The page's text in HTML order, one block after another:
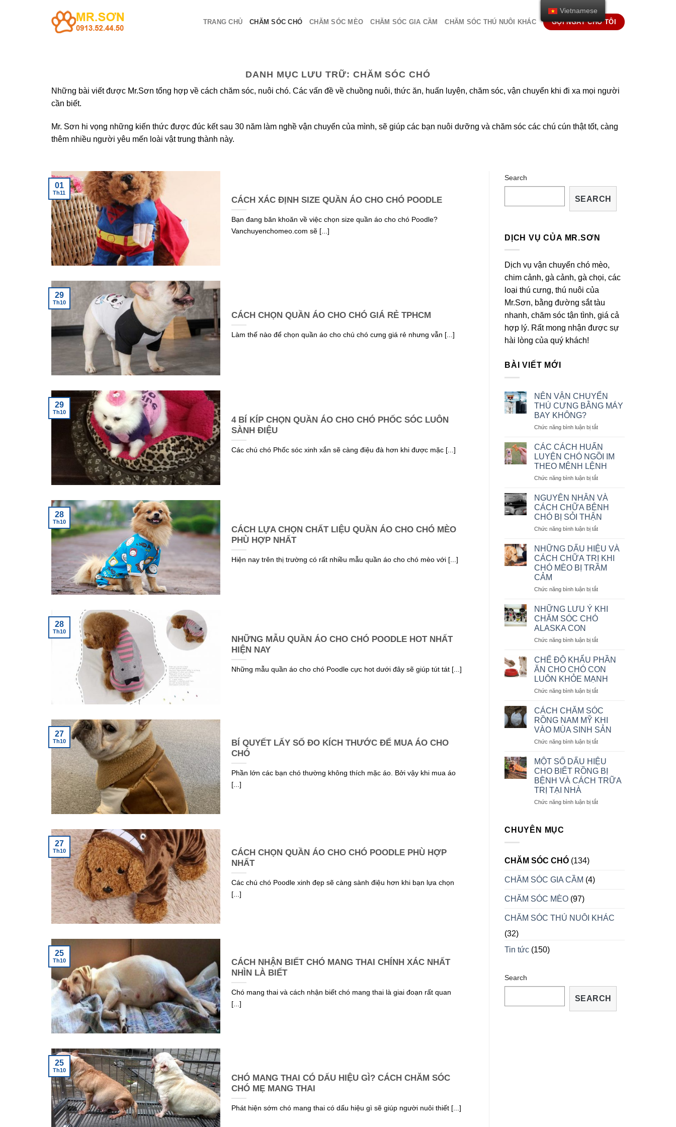
TRANG CHỦ CHĂM SÓC CHÓ CHĂM SÓC MÈO CHĂM SÓC GIA CẦM CHĂM SÓC THÚ NUÔI KHÁC GỌI NGAY CHO TÔI
DANH MỤC LƯU TRỮ: CHĂM SÓC CHÓ
Những bài viết được Mr.Sơn tổng hợp về cách chăm sóc, nuôi chó. Các vấn đề về chuồng nuôi, thức ăn, huấn luyện, chăm sóc, vận chuyển khi đi xa mọi người
cần biết.
Mr. Sơn hi vọng những kiến thức được đúc kết sau 30 năm làm nghề vận chuyển của mình, sẽ giúp các bạn nuôi dưỡng và chăm sóc các chú cún thật tốt, càng
thêm nhiều người yêu mến loài vật trung thành này.
CÁCH XÁC ĐỊNH SIZE QUẦN ÁO CHO CHÓ POODLE
Bạn đang băn khoăn về việc chọn size quần áo cho chó Poodle?
Vanchuyenchomeo.com sẽ [...]
01
Th11
CÁCH CHỌN QUẦN ÁO CHO CHÓ GIÁ RẺ TPHCM
Làm thế nào để chọn quần áo cho chú chó cưng giá rẻ nhưng vẫn [...]
29
Th10
4 BÍ KÍP CHỌN QUẦN ÁO CHO CHÓ PHỐC SÓC LUÔN
SÀNH ĐIỆU
Các chú chó Phốc sóc xinh xắn sẽ càng điệu đà hơn khi được mặc [...]
29
Th10
CÁCH LỰA CHỌN CHẤT LIỆU QUẦN ÁO CHO CHÓ MÈO
PHÙ HỢP NHẤT
Hiện nay trên thị trường có rất nhiều mẫu quần áo cho chó mèo với [...]
28
Th10
NHỮNG MẪU QUẦN ÁO CHO CHÓ POODLE HOT NHẤT
HIỆN NAY
Những mẫu quần áo cho chó Poodle cực hot dưới đây sẽ giúp tút tát [...]
28
Th10
BÍ QUYẾT LẤY SỐ ĐO KÍCH THƯỚC ĐỂ MUA ÁO CHO
CHÓ
Phần lớn các bạn chó thường không thích mặc áo. Bởi vậy khi mua áo
[...]
27
Th10
CÁCH CHỌN QUẦN ÁO CHO CHÓ POODLE PHÙ HỢP
NHẤT
Các chú chó Poodle xinh đẹp sẽ càng sành điệu hơn khi bạn lựa chọn
[...]
27
Th10
CÁCH NHẬN BIẾT CHÓ MANG THAI CHÍNH XÁC NHẤT
NHÌN LÀ BIẾT
Chó mang thai và cách nhận biết chó mang thai là giai đoạn rất quan
[...]
25
Th10
CHÓ MANG THAI CÓ DẤU HIỆU GÌ? CÁCH CHĂM SÓC
CHÓ MẸ MANG THAI
Phát hiện sớm chó mang thai có dấu hiệu gì sẽ giúp người nuôi thiết [...]
25
Th10
Search
SEARCH
DỊCH VỤ CỦA MR.SƠN
Dịch vụ vận chuyển chó mèo,
chim cảnh, gà cảnh, gà chọi, các
loại thú cưng, thú nuôi của
Mr.Sơn, bằng đường sắt tàu
nhanh, chăm sóc tận tình, giá cả
hợp lý. Rất mong nhận được sự
hài lòng của quý khách!
BÀI VIẾT MỚI
NÊN VẬN CHUYỂN
THÚ CƯNG BẰNG MÁY
BAY KHÔNG?
Chức năng bình luận bị tắtở
VẬN
CHUYỂN
THÚ
CƯNG
BẰNG
BAY
KHÔNG?
CÁC CÁCH HUẤN
LUYỆN CHÓ NGỒI IM
THEO MỆNH LỆNH
Chức năng bình luận bị tắtở
CÁCH
HUẤN
LUYỆN
CHÓ
NGỒI
THEO
MỆNH
LỆNH
NGUYÊN NHÂN VÀ
CÁCH CHỮA BỆNH
CHÓ BỊ SỎI THẬN
Chức năng bình luận bị tắtở
NHÂN
VÀ
CÁCH
CHỮA
CHÓ
SỎI
THẬN
NHỮNG DẤU HIỆU VÀ
CÁCH CHỮA TRỊ KHI
CHÓ MÈO BỊ TRẦM
CẢM
Chức năng bình luận bị tắtở
DẤU
CHỮA
KHI
CHÓ
MÈO
BỊ
TRẦM
NHỮNG LƯU Ý KHI
CHĂM SÓC CHÓ
ALASKA CON
Chức năng bình luận bị tắtở
LƯU
Ý
KHI
CHĂM
SÓC
ALASKA
CON
CHẾ ĐỘ KHẨU PHẦN
ĂN CHO CHÓ CON
LUÔN KHỎE MẠNH
Chức năng bình luận bị tắtở
ĐỘ
KHẨU
PHẦN
ĂN
CHO
CON
LUÔN
KHỎE
MẠNH
CÁCH CHĂM SÓC
RỒNG NAM MỸ KHI
VÀO MÙA SINH SẢN
Chức năng bình luận bị tắtở
CHĂM
SÓC
RỒNG
NAM
KHI
MỘT SỐ DẤU HIỆU
CHO BIẾT RỒNG BỊ
BỆNH VÀ CÁCH TRỮA
TRỊ TẠI NHÀ
Chức năng bình luận bị tắtở
TRỊ
TẠI
CHUYÊN MỤC
CHĂM SÓC CHÓ (134)
CHĂM SÓC GIA CẦM (4)
CHĂM SÓC MÈO (97)
CHĂM SÓC THÚ NUÔI KHÁC
(32)
Tin tức (150)
Search
SEARCH
Vietnamese